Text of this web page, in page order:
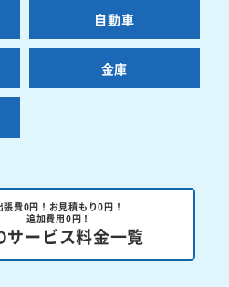
自動車
金庫
張費0円！お見積もり0円！
追加費用0円！
サービス料金一覧